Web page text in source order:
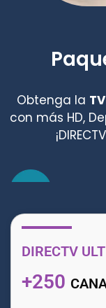
Obtenga la
con más HD,
DIRECTV
+250